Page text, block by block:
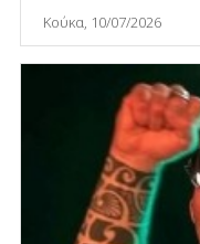
Κούκα, 10/07/2026